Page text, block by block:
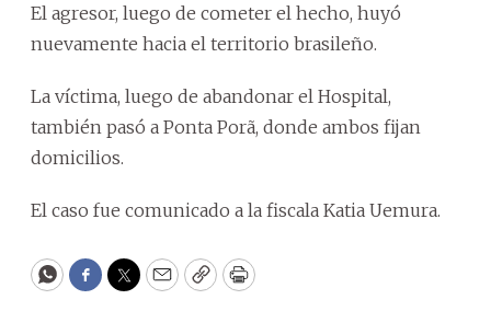
El agresor, luego de cometer el hecho, huyó
nuevamente hacia el territorio brasileño.
La víctima, luego de abandonar el Hospital,
también pasó a Ponta Porã, donde ambos fijan
domicilios.
El caso fue comunicado a la fiscala Katia Uemura.
WhatsApp
Facebook
Twitter
EmailCopyPrint